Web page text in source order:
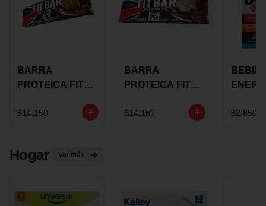
BARRA
PROTEICA FIT
CHOCOLATE X
$14.150
BARRA
PROTEICA FIT
GRS
$14.150
STACK 6G
$2.850
Hogar Ver más